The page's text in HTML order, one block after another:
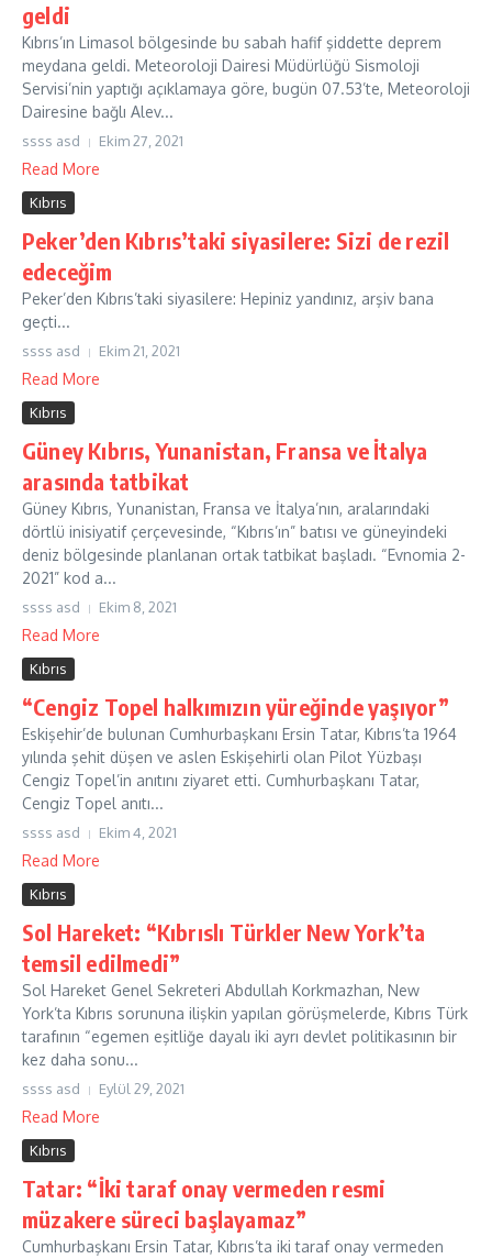
geldi
Kıbrıs’ın Limasol bölgesinde bu sabah hafif şiddette deprem
meydana geldi. Meteoroloji Dairesi Müdürlüğü Sismoloji
Servisi’nin yaptığı açıklamaya göre, bugün 07.53’te, Meteoroloji
Dairesine bağlı Alev...
ssss asd Ekim 27, 2021
Read More
Kıbrıs
Peker’den Kıbrıs’taki siyasilere: Sizi de rezil
edeceğim
Peker’den Kıbrıs’taki siyasilere: Hepiniz yandınız, arşiv bana
geçti...
ssss asd Ekim 21, 2021
Read More
Kıbrıs
Güney Kıbrıs, Yunanistan, Fransa ve İtalya
arasında tatbikat
Güney Kıbrıs, Yunanistan, Fransa ve İtalya’nın, aralarındaki
dörtlü inisiyatif çerçevesinde, “Kıbrıs’ın” batısı ve güneyindeki
deniz bölgesinde planlanan ortak tatbikat başladı. “Evnomia 2-
2021” kod a...
ssss asd Ekim 8, 2021
Read More
Kıbrıs
“Cengiz Topel halkımızın yüreğinde yaşıyor”
Eskişehir’de bulunan Cumhurbaşkanı Ersin Tatar, Kıbrıs’ta 1964
yılında şehit düşen ve aslen Eskişehirli olan Pilot Yüzbaşı
Cengiz Topel’in anıtını ziyaret etti. Cumhurbaşkanı Tatar,
Cengiz Topel anıtı...
ssss asd Ekim 4, 2021
Read More
Kıbrıs
Sol Hareket: “Kıbrıslı Türkler New York’ta
temsil edilmedi”
Sol Hareket Genel Sekreteri Abdullah Korkmazhan, New
York’ta Kıbrıs sorununa ilişkin yapılan görüşmelerde, Kıbrıs Türk
tarafının “egemen eşitliğe dayalı iki ayrı devlet politikasının bir
kez daha sonu...
ssss asd Eylül 29, 2021
Read More
Kıbrıs
Tatar: “İki taraf onay vermeden resmi
müzakere süreci başlayamaz”
Cumhurbaşkanı Ersin Tatar, Kıbrıs’ta iki taraf onay vermeden